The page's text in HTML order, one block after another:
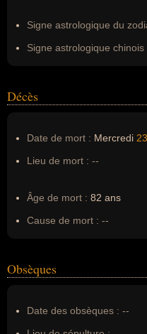
Signe astrologique du
Signe astrologique chinois
Décès
Date de mort : Mercredi
Lieu de mort : --
Âge de mort : 82 ans
Cause de mort : --
Obsèques
Date des obsèques : --